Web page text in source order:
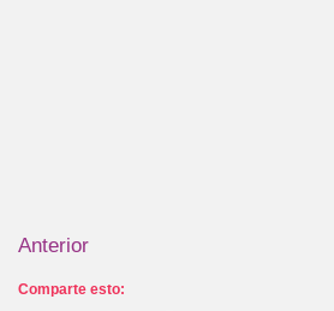
Anterior
Comparte esto: